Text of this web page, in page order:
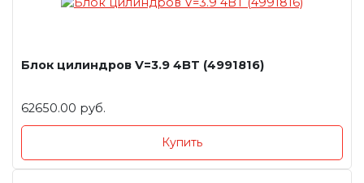
Блок цилиндров V=3.9 4BT (4991816)
62650.00 руб.
Купить